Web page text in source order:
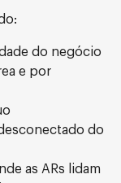
do negócio
e por
do
as ARs lidam